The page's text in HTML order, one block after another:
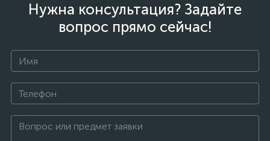
Нужна консультация? Задайте
вопрос прямо сейчас!